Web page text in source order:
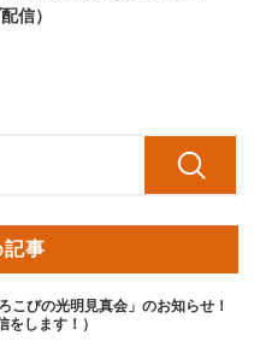
信）
記事
こびの光明見真会」のお知らせ！
をします！）